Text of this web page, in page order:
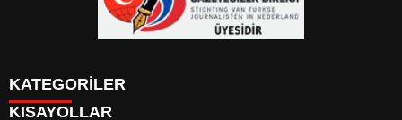
KATEGORİLER
KISAYOLLAR